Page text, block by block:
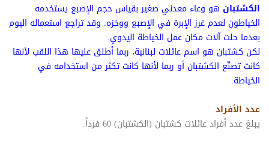
الكشتبان هو وعاء معدني صغير بقياس حجم الإصبع يستخدمه
الخياطون لعدم غرز الإبرة في الإصبع ووخزه. وقد تراجع استعماله اليوم
بعدما حلت آلات مكان عمل الخياطة اليدوي.
لكن كشتبان هو اسم عائلات لبنانية، ربما أطلق عليها هذا اللقب لأنها
كانت تصنّع الكشتبان أو ربما لأنها كانت تكثر من استخدامه في
الخياطة.
عدد الأفراد
يبلغ عدد أفراد عائلات كشتبان (الكشتبان) 60 فرداً.